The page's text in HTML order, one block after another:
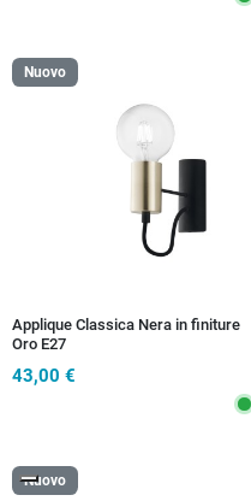
Nuovo
Applique Classica Nera in finiture
Oro E27
43,00 €
Nuovo